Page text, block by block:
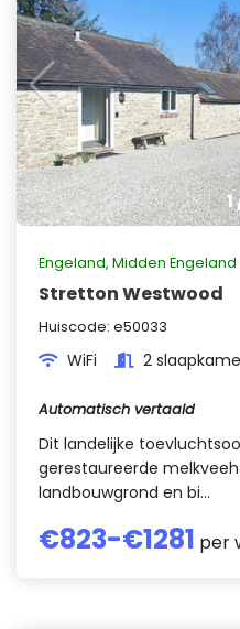
1
Engeland, Midden Engeland
Stretton Westwood
Huiscode: e50033
WiFi 2
Automatisch vertaald
Dit landelijke
gerestaureerde
landbouwgrond en bi...
€823-€1281 per